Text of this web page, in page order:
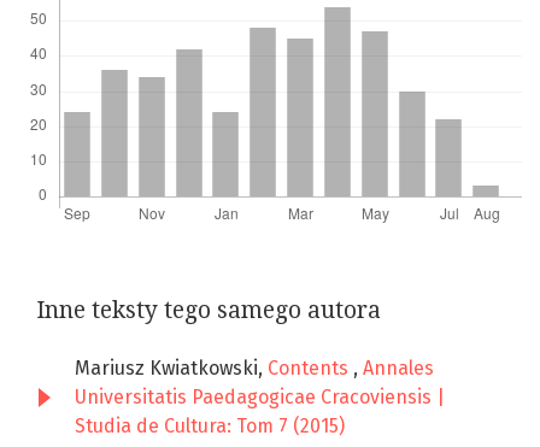
Inne teksty tego samego autora
Mariusz Kwiatkowski, Contents , Annales
Universitatis Paedagogicae Cracoviensis |
Studia de Cultura: Tom 7 (2015)